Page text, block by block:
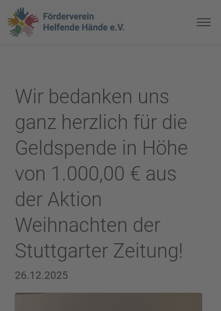
Wir bedanken uns
ganz herzlich für die
Geldspende in Höhe
von 1.000,00 € aus
der Aktion
Weihnachten der
Stuttgarter Zeitung!
26.12.2025